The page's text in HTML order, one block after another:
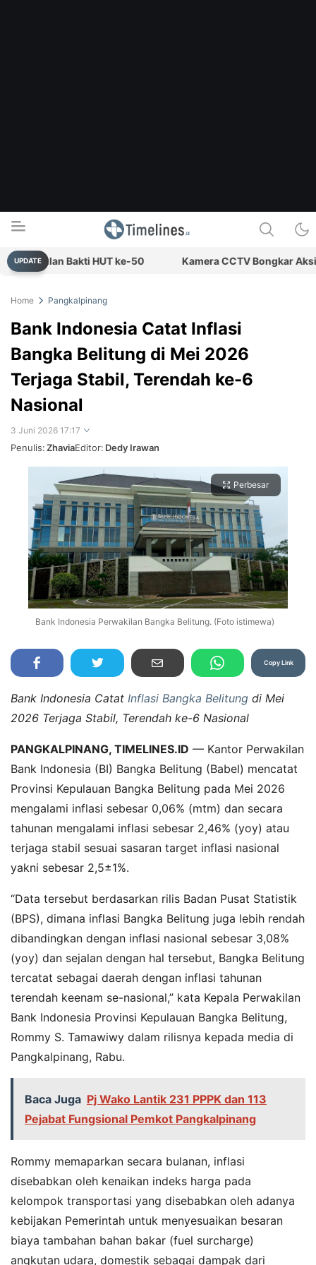
Timelines.id
Media Literasi, Sejarah & Budaya
UPDATE
Bulan Bakti HUT ke-50 Kamera CCTV Bongkar Aksi
Home Pangkalpinang
Bank Indonesia Catat Inflasi
Bangka Belitung di Mei 2026
Terjaga Stabil, Terendah ke-6
Nasional
3 Juni 2026 17:17
Penulis:ZhaviaEditor: Dedy Irawan
Perbesar
Bank Indonesia Perwakilan Bangka Belitung. (Foto istimewa)
Copy Link
Bank Indonesia Catat Inflasi Bangka Belitung di Mei
2026 Terjaga Stabil, Terendah ke-6 Nasional
PANGKALPINANG, TIMELINES.ID — Kantor Perwakilan
Bank Indonesia (BI) Bangka Belitung (Babel) mencatat
Provinsi Kepulauan Bangka Belitung pada Mei 2026
mengalami inflasi sebesar 0,06% (mtm) dan secara
tahunan mengalami inflasi sebesar 2,46% (yoy) atau
terjaga stabil sesuai sasaran target inflasi nasional
yakni sebesar 2,5±1%.
“Data tersebut berdasarkan rilis Badan Pusat Statistik
(BPS), dimana inflasi Bangka Belitung juga lebih rendah
dibandingkan dengan inflasi nasional sebesar 3,08%
(yoy) dan sejalan dengan hal tersebut, Bangka Belitung
tercatat sebagai daerah dengan inflasi tahunan
terendah keenam se-nasional,” kata Kepala Perwakilan
Bank Indonesia Provinsi Kepulauan Bangka Belitung,
Rommy S. Tamawiwy dalam rilisnya kepada media di
Pangkalpinang, Rabu.
Baca Juga Pj Wako Lantik 231 PPPK dan 113
Pejabat Fungsional Pemkot Pangkalpinang
Rommy memaparkan secara bulanan, inflasi
disebabkan oleh kenaikan indeks harga pada
kelompok transportasi yang disebabkan oleh adanya
kebijakan Pemerintah untuk menyesuaikan besaran
biaya tambahan bahan bakar (fuel surcharge)
angkutan udara, domestik sebagai dampak dari